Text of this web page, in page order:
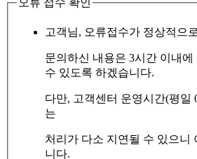
고객님, 오류접수가 정상적으
문의하신 내용은 3시간 이내
수 있도록 하겠습니다.
다만, 고객센터 운영시간(평일
는
처리가 다소 지연될 수 있으니
니다.